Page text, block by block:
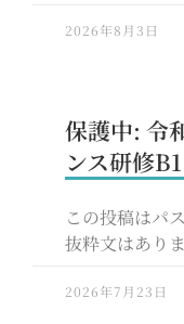
2026年8月3日
保護中: 令
ンス研修
この投稿はパ
抜粋文はありま
2026年7月23日